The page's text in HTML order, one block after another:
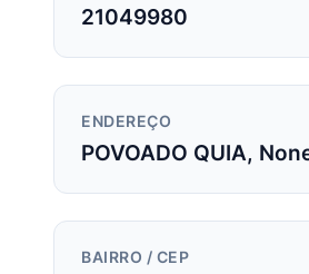
21049980
ENDEREÇO
POVOADO QUIA,
BAIRRO / CEP